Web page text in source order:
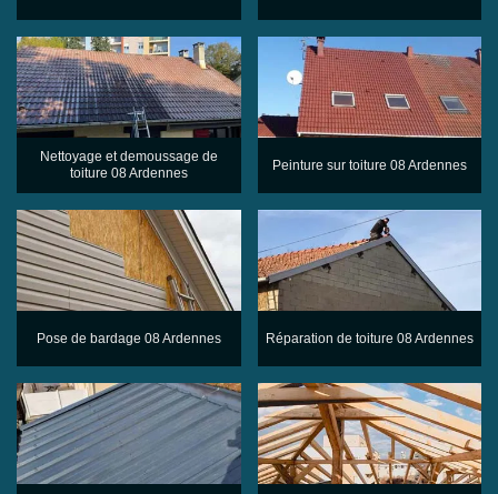
Nettoyage et demoussage de
toiture 08 Ardennes
Peinture sur toiture 08 Ardennes
Pose de bardage 08 Ardennes Réparation de toiture 08 Ardennes